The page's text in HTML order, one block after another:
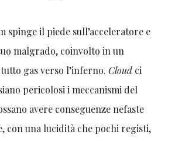
spinge il piede sull’acceleratore e
malgrado, coinvolto in un
gas verso l’inferno. Cloudci
pericolosi i meccanismi del
avere conseguenze nefaste
con una lucidità che pochi registi,